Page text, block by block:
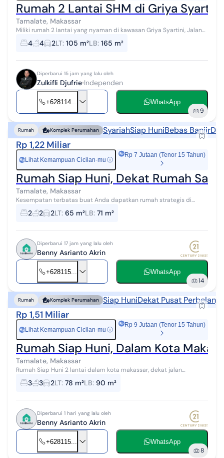
Rumah 2 Lantai SHM di Griya
Tamalate, Makassar
Miliki rumah 2 lantai yang nyaman di kawasan Griya Syartini, Jalan
Mannuruki, Makassar. Berada di lokasi strategis dengan akses
mudah ke berbagai f...
4 4 2LT: 105 m²LB: 165 m²
Diperbarui 15 jam yang lalu oleh
Zulkifli Djufrie Independen
+628114... WhatsApp
9
Rumah Komplek Perumahan SyariahSiap HuniBebas Banjir
Rp 1,22 Miliar
Rp Lihat Kemampuan Cicilan-mu ⓘ
Rp 7 Jutaan (Tenor 15 Tahun)
Rumah Siap Huni, Dekat Rumah
Tamalate, Makassar
Kesempatan terbatas buat Anda dapatkan rumah strategis di
dalam kota Makassar. Rumah ini menawarkan lokasi yang strategis
serta memiliki nilai tep...
2 2 2LT: 65 m²LB: 71 m²
Diperbarui 17 jam yang lalu oleh
Benny Asrianto Akrin
+628115... WhatsApp
14
Rumah Komplek Perumahan Siap HuniDekat Pusat
Rp 1,51 Miliar
Rp Lihat Kemampuan Cicilan-mu ⓘ
Rp 9 Jutaan (Tenor 15 Tahun)
Rumah Siap Huni, Dalam Kota
Tamalate, Makassar
Rumah Siap Huni 2 lantai dalam kota makassar, dekat jalan
ratulangi dan mapaoddang Makassar 3 menit ke Rumah sakit Haji
makassar 5 menit ke Mall M...
3 3 2LT: 78 m²LB: 90 m²
Diperbarui 1 hari yang lalu oleh
Benny Asrianto Akrin
+628115... WhatsApp
8